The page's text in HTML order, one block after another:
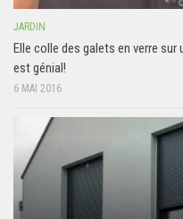
JARDIN
Elle colle des galets en verre
est génial!
6 MAI 2016